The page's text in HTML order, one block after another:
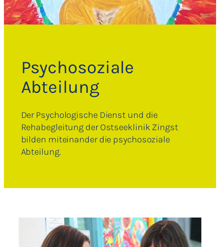
Psychosoziale
Abteilung
Der Psychologische Dienst und die
Rehabegleitung der Ostseeklinik Zingst
bilden miteinander die psychosoziale
Abteilung.